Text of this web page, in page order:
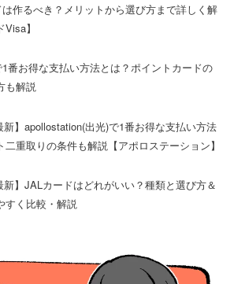
作るべき？メリットから選び方まで詳しく解
】
番お得な支払い方法とは？ポイントカードの
も解説
新】apollostation(出光)で1番お得な支払い方法
二重取りの条件も解説【アポロステーション】
新】JALカードはどれがいい？種類と選び方＆
すく比較・解説